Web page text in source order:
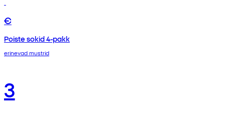
€
Poiste sokid 4-pakk
erinevad mustrid
3